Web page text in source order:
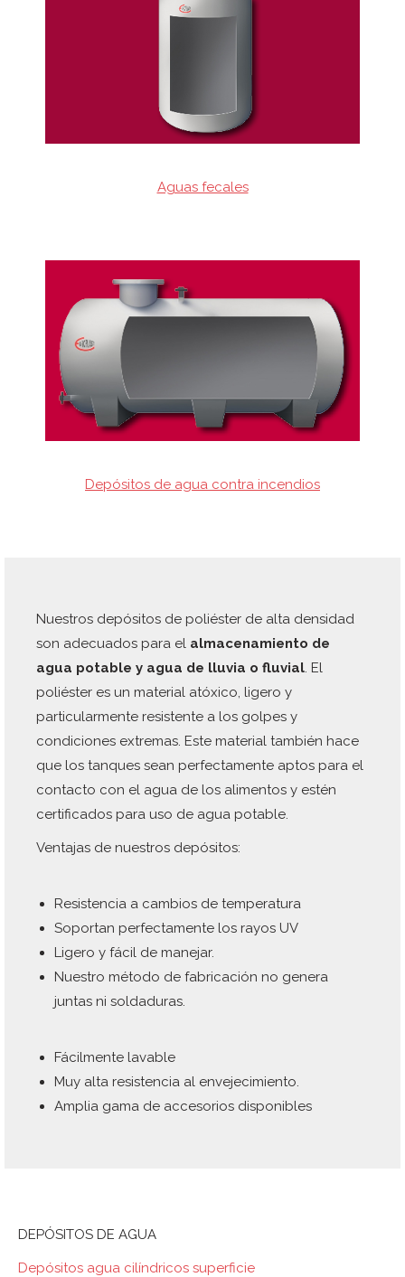
Aguas fecales
Depósitos de agua contra incendios
Nuestros depósitos de poliéster de alta densidad
son adecuados para el almacenamiento de
agua potable y agua de lluvia o fluvial. El
poliéster es un material atóxico, ligero y
particularmente resistente a los golpes y
condiciones extremas. Este material también hace
que los tanques sean perfectamente aptos para el
contacto con el agua de los alimentos y estén
certificados para uso de agua potable.
Ventajas de nuestros depósitos:
Resistencia a cambios de temperatura
Soportan perfectamente los rayos UV
Ligero y fácil de manejar.
Nuestro método de fabricación no genera
juntas ni soldaduras.
Fácilmente lavable
Muy alta resistencia al envejecimiento.
Amplia gama de accesorios disponibles
DEPÓSITOS DE AGUA
Depósitos agua cilíndricos superficie